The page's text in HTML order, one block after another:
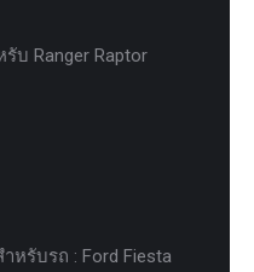
บ Ranger Raptor
หรับรถ : Ford Fiesta